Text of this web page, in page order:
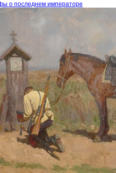
о последнем императоре